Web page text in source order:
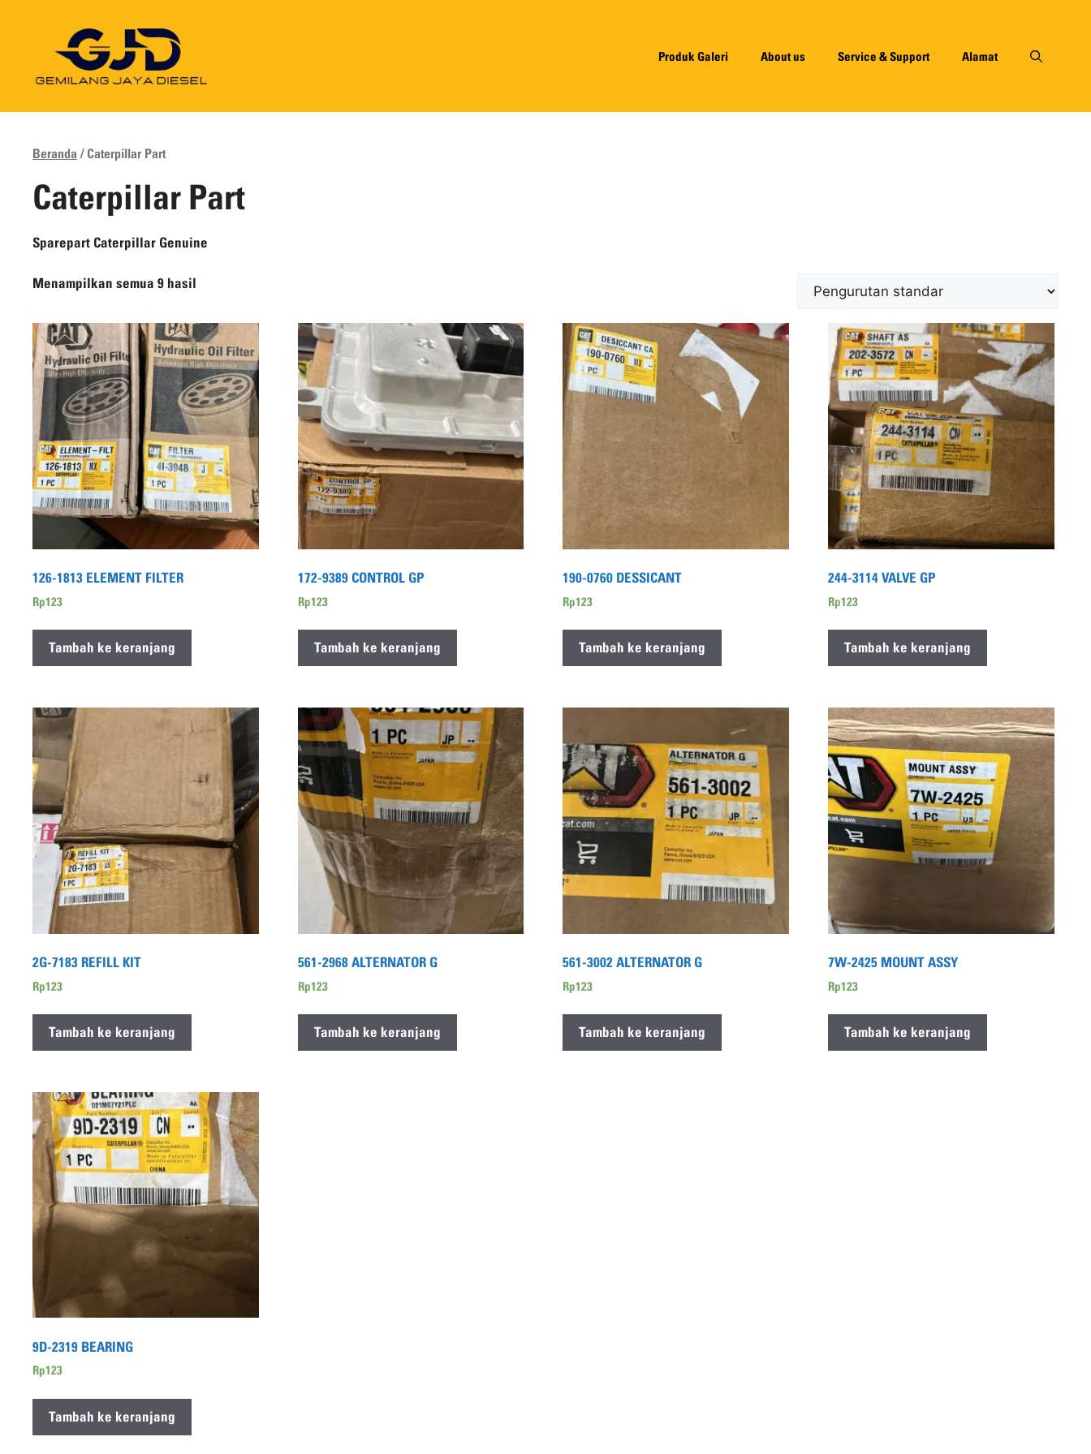
Produk Galeri About us Service & Support Alamat
Beranda / Caterpillar Part
Caterpillar Part
Sparepart Caterpillar Genuine
Menampilkan semua 9 hasil
126-1813 ELEMENT FILTER
Rp123
Tambah ke keranjang
172-9389 CONTROL GP
Rp123
Tambah ke keranjang
190-0760 DESSICANT
Rp123
Tambah ke keranjang
244-3114 VALVE GP
Rp123
Tambah ke keranjang
2G-7183 REFILL KIT
Rp123
Tambah ke keranjang
561-2968 ALTERNATOR G
Rp123
Tambah ke keranjang
561-3002 ALTERNATOR G
Rp123
Tambah ke keranjang
7W-2425 MOUNT ASSY
Rp123
Tambah ke keranjang
9D-2319 BEARING
Rp123
Tambah ke keranjang